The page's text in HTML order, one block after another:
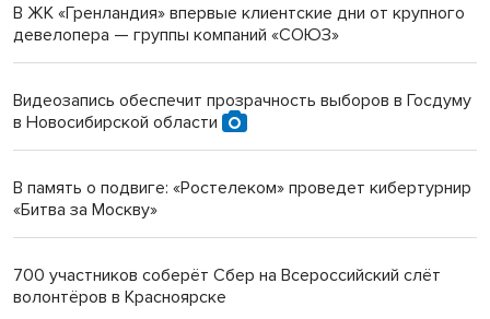
Инвалид получил условный срок за избиение врачей
Новосибирский преподаватель с женой вошли в топ-16
Обновлённое отделение ВТБ открылось в Искитиме
В ЖК «Гренландия» впервые клиентские дни от крупного
девелопера — группы компаний «СОЮЗ»
Видеозапись обеспечит прозрачность выборов в Госдуму
в Новосибирской области
В память о подвиге: «Ростелеком» проведет кибертурнир
«Битва за Москву»
700 участников соберёт Сбер на Всероссийский слёт
волонтёров в Красноярске